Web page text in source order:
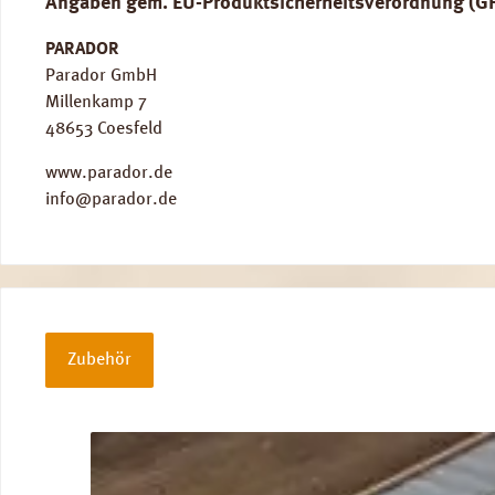
PARADOR
Parador GmbH
Millenkamp 7
48653 Coesfeld
www.parador.de
info@parador.de
Zubehör